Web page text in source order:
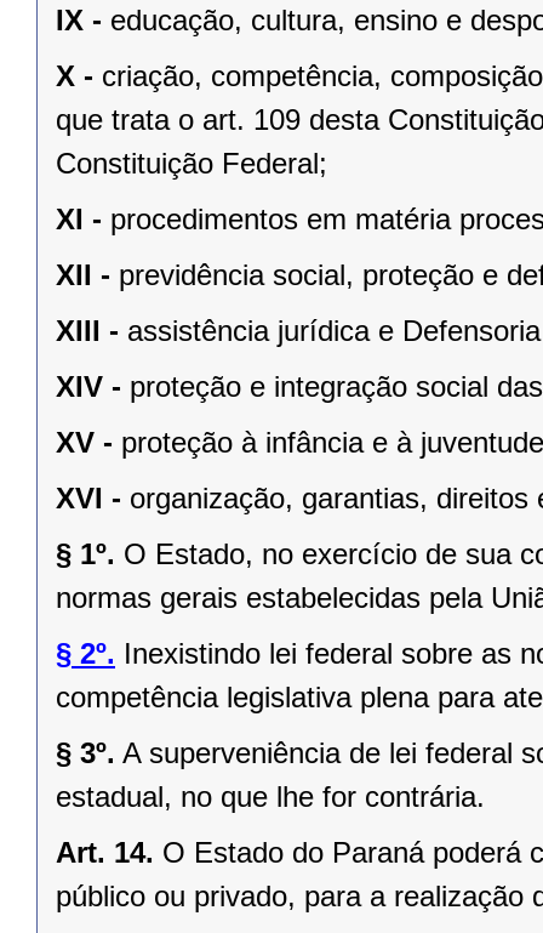
IX - educação, cultura, ensino e
X - criação, competência,
que trata o art. 109 desta
Constituição Federal;
XI - procedimentos em matéria
XII - previdência social, proteção e
XIII - assistência jurídica e
XIV - proteção e integração social
XV - proteção à infância e à
XVI - organização, garantias,
§ 1º. O Estado, no exercício de sua
normas gerais estabelecidas pela
§ 2º. Inexistindo lei federal sobre as
competência legislativa plena para
§ 3º. A superveniência de lei federal
estadual, no que lhe for contrária.
Art. 14. O Estado do Paraná poderá
público ou privado, para a realização